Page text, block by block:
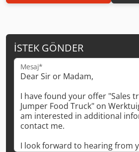
İSTEK GÖNDER
Mesaj*